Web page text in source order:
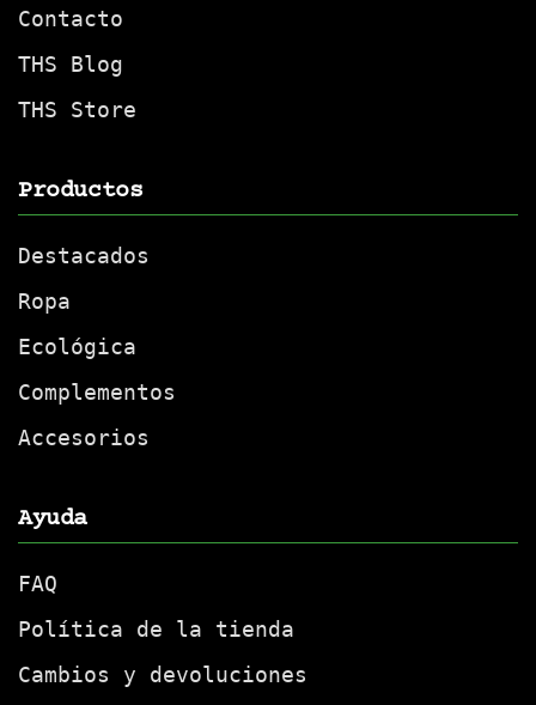
Contacto
THS Blog
THS Store
Productos
Destacados
Ropa
Ecológica
Complementos
Accesorios
Ayuda
FAQ
Política de la tienda
Cambios y devoluciones